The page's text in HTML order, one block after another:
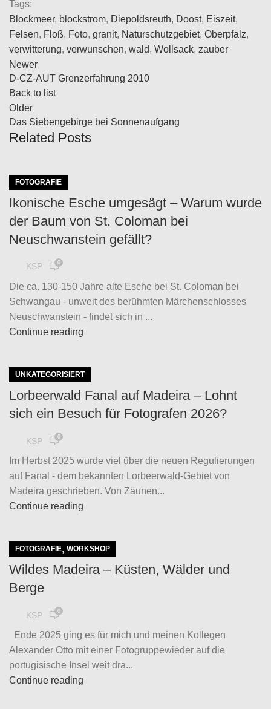
Tags:
Blockmeer, blockstrom, Diepoldsreuth, Doost, Eiszeit,
Felsen, Floß, Foto, granit, Naturschutzgebiet, Oberpfalz,
verwitterung, verwunschen, wald, Wollsack, zauber
Newer
D-CZ-AUT Grenzerfahrung 2010
Back to list
Older
Das Siebengebirge bei Sonnenaufgang
Related Posts
FOTOGRAFIE
Ikonische Esche umgesägt – Warum wurde
der Baum von St. Coloman bei
Neuschwanstein gefällt?
KSP 0
Die ca. 130-150 Jahre alte Esche bei St. Coloman bei
Schwangau - unweit des berühmten Märchenschlosses
Neuschwanstein - findet sich in ...
Continue reading
UNKATEGORISIERT
Lorbeerwald Fanal auf Madeira – Lohnt
sich ein Besuch für Fotografen 2026?
KSP 0
Im Herbst 2025 wurde viel über die neuen Regulierungen
auf Fanal - dem bekannten Lorbeerwald-Gebiet von
Madeira geschrieben. Von Zäunen...
Continue reading
FOTOGRAFIE, WORKSHOP
Wildes Madeira – Küsten, Wälder und
Berge
KSP 0
Ende 2025 ging es für mich und meinen Kollegen
Alexander Otto mit einer Fotogruppewieder auf die
portugisische Insel weit dra...
Continue reading